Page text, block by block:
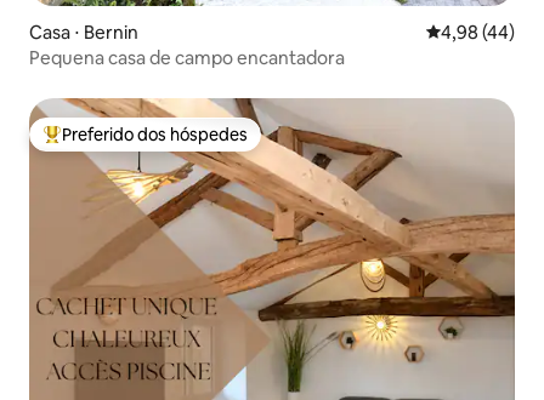
Casa ⋅ Bernin 4,98 de uma
4,98 (44)
Pequena casa de campo encantadora
Entre os melhores preferidos dos hóspedes
Preferido dos hóspedes